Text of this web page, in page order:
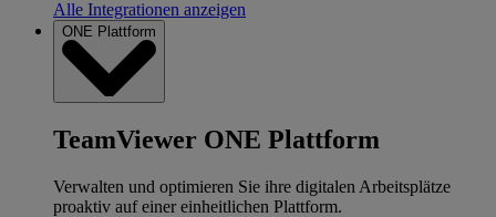
Alle Integrationen anzeigen
ONE Plattform
TeamViewer ONE Plattform
Verwalten und optimieren Sie ihre digitalen Arbeitsplätze
proaktiv auf einer einheitlichen Plattform.